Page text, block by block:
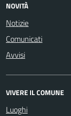
NOVITÀ
Notizie
Comunicati
Avvisi
VIVERE IL COMUNE
Luoghi